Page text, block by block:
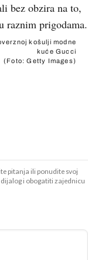
bez obzira na to,
raznim prigodama.
košulji modne
kuće Gucci
(Foto: Getty Images)
pitanja ili ponudite svoj
i obogatiti zajednicu